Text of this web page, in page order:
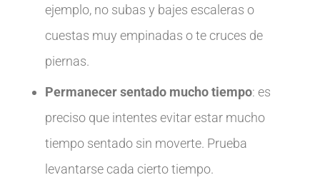
ejemplo, no subas y bajes escaleras o
cuestas muy empinadas o te cruces de
piernas.
Permanecer sentado mucho tiempo: es
preciso que intentes evitar estar mucho
tiempo sentado sin moverte. Prueba
levantarse cada cierto tiempo.